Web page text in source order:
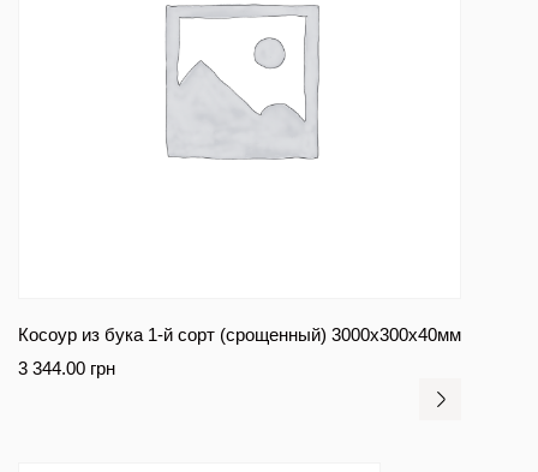
Косоур из бука 1-й сорт (срощенный) 3000x300x40мм
3 344.00 грн